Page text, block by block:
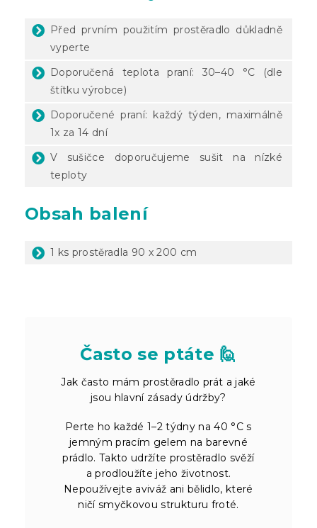
Před prvním použitím prostěradlo důkladně
vyperte
Doporučená teplota praní: 30–40 °C (dle
štítku výrobce)
Doporučené praní: každý týden, maximálně
1x za 14 dní
V sušičce doporučujeme sušit na nízké
teploty
Obsah balení
1 ks prostěradla 90 x 200 cm
Často se ptáte 🙋
Jak často mám prostěradlo prát a jaké
jsou hlavní zásady údržby?
Perte ho každé 1–2 týdny na 40 °C s
jemným pracím gelem na barevné
prádlo. Takto udržíte prostěradlo svěží
a prodloužíte jeho životnost.
Nepoužívejte aviváž ani bělidlo, které
ničí smyčkovou strukturu froté.